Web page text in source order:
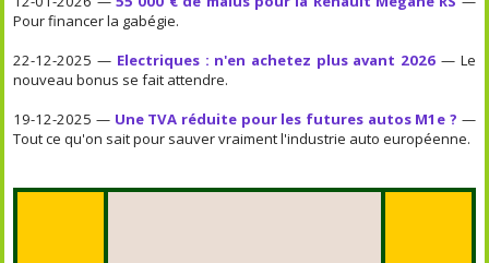
Pour financer la gabégie.
22-12-2025 — Electriques : n'en achetez plus avant 2026 — Le
nouveau bonus se fait attendre.
19-12-2025 — Une TVA réduite pour les futures autos M1e ? —
Tout ce qu'on sait pour sauver vraiment l'industrie auto européenne.